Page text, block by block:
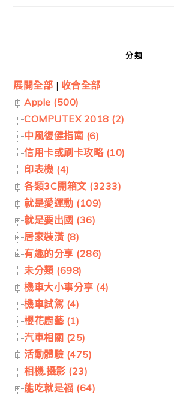
分類
展開全部 | 收合全部
Apple (500)
COMPUTEX 2018 (2)
中風復健指南 (6)
信用卡或刷卡攻略 (10)
印表機 (4)
各類3C開箱文 (3233)
就是愛運動 (109)
就是要出國 (36)
居家裝潢 (8)
有趣的分享 (286)
未分類 (698)
機車大小事分享 (4)
機車試駕 (4)
櫻花廚藝 (1)
汽車相關 (25)
活動體驗 (475)
相機.攝影 (23)
能吃就是福 (64)